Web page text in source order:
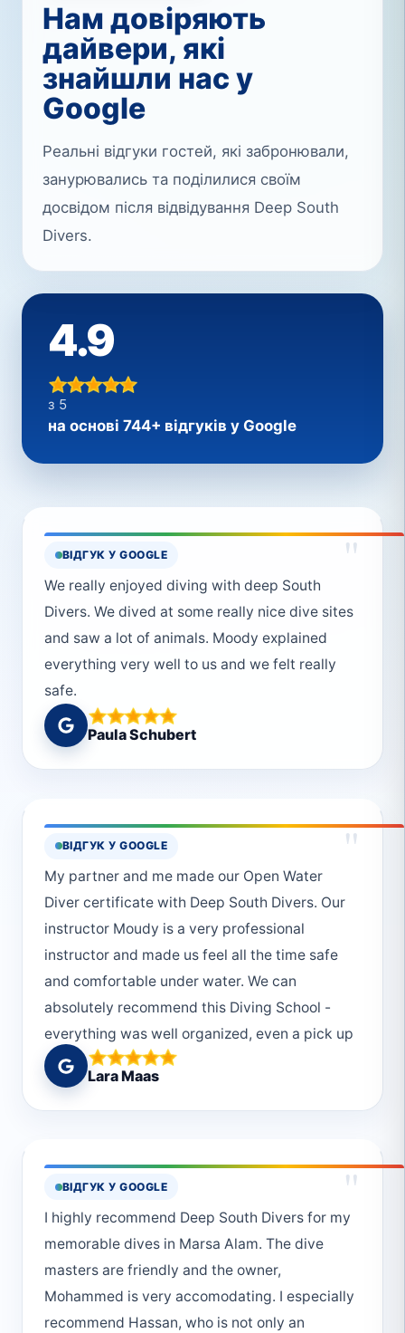
Нам довіряють
дайвери, які
знайшли нас у
Google
Реальні відгуки гостей, які забронювали,
занурювались та поділилися своїм
досвідом після відвідування Deep South
Divers.
4.9
з 5
на основі 744+ відгуків у Google
ВІДГУК У GOOGLE "
We really enjoyed diving with deep South
Divers. We dived at some really nice dive sites
and saw a lot of animals. Moody explained
everything very well to us and we felt really
safe.
Paula Schubert
ВІДГУК У GOOGLE "
My partner and me made our Open Water
Diver certificate with Deep South Divers. Our
instructor Moudy is a very professional
instructor and made us feel all the time safe
and comfortable under water. We can
absolutely recommend this Diving School -
everything was well organized, even a pick up
from the hotel was possible. We would choose
Deep South Divers every single time again!
And thanks to the really helpful and friendly
Lara Maas
ВІДГУК У GOOGLE "
I highly recommend Deep South Divers for my
memorable dives in Marsa Alam. The dive
masters are friendly and the owner,
Mohammed is very accomodating. I especially
recommend Hassan, who is not only an